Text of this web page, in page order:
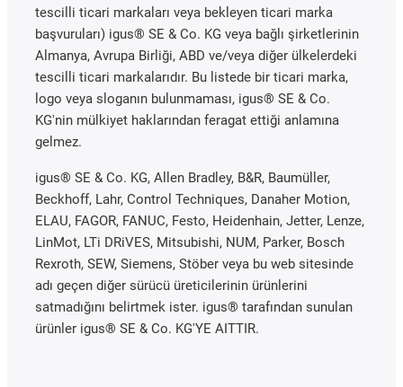
tescilli ticari markaları veya bekleyen ticari marka
başvuruları) igus® SE & Co. KG veya bağlı şirketlerinin
Almanya, Avrupa Birliği, ABD ve/veya diğer ülkelerdeki
tescilli ticari markalarıdır. Bu listede bir ticari marka,
logo veya sloganın bulunmaması, igus® SE & Co.
KG'nin mülkiyet haklarından feragat ettiği anlamına
gelmez.
igus® SE & Co. KG, Allen Bradley, B&R, Baumüller,
Beckhoff, Lahr, Control Techniques, Danaher Motion,
ELAU, FAGOR, FANUC, Festo, Heidenhain, Jetter, Lenze,
LinMot, LTi DRiVES, Mitsubishi, NUM, Parker, Bosch
Rexroth, SEW, Siemens, Stöber veya bu web sitesinde
adı geçen diğer sürücü üreticilerinin ürünlerini
satmadığını belirtmek ister. igus® tarafından sunulan
ürünler igus® SE & Co. KG'YE AITTIR.